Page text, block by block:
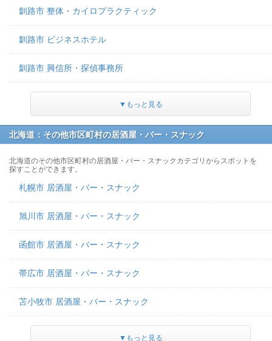
釧路市 整体・カイロプラクティック
釧路市 ビジネスホテル
釧路市 興信所・探偵事務所
▼もっと見る
北海道：その他市区町村の居酒屋・バー・スナック
北海道のその他市区町村の居酒屋・バー・スナックカテゴリからスポットを
探すことができます。
札幌市 居酒屋・バー・スナック
旭川市 居酒屋・バー・スナック
函館市 居酒屋・バー・スナック
帯広市 居酒屋・バー・スナック
苫小牧市 居酒屋・バー・スナック
▼もっと見る